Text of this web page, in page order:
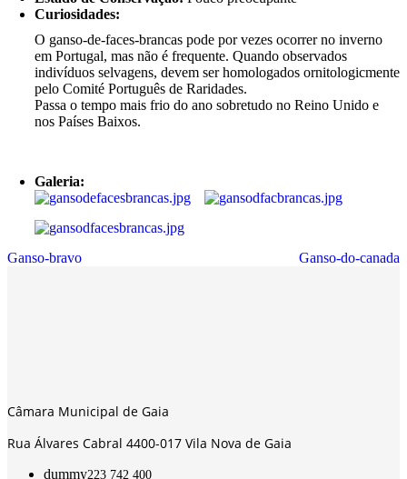
Curiosidades:
O ganso-de-faces-brancas pode por vezes ocorrer no inverno
em Portugal, mas não é frequente. Quando observados
indivíduos selvagens, devem ser homologados ornitologicmente
pelo Comité Português de Raridades.
Passa o tempo mais frio do ano sobretudo no Reino Unido e
nos Países Baixos.
Galeria:
Ganso-bravo Ganso-do-canada
Câmara Municipal de Gaia
Rua Álvares Cabral 4400-017 Vila Nova de Gaia
dummy223 742 400